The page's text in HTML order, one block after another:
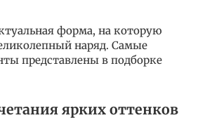
форма, на которую
наряд. Самые
представлены в подборке
ярких оттенков